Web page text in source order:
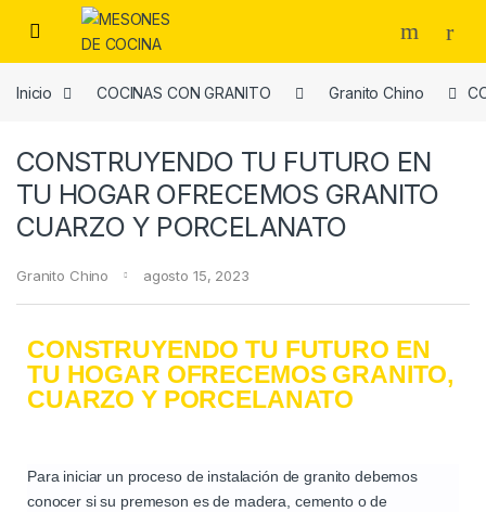
Inicio COCINAS CON GRANITO Granito Chino
CONSTRUYENDO TU FUTURO EN
TU HOGAR OFRECEMOS GRANITO
CUARZO Y PORCELANATO
Granito Chino agosto 15, 2023
CONSTRUYENDO TU FUTURO EN
TU HOGAR OFRECEMOS GRANITO,
CUARZO Y PORCELANATO
Para iniciar un proceso de instalación de granito debemos
conocer si su premeson es de madera, cemento o de